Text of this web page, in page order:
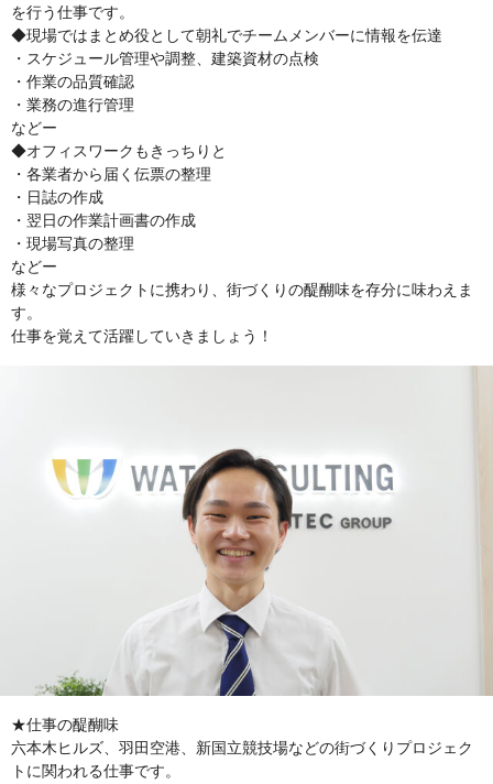
を行う仕事です。
◆現場ではまとめ役として朝礼でチームメンバーに情報を伝達
・スケジュール管理や調整、建築資材の点検
・作業の品質確認
・業務の進行管理
などー
◆オフィスワークもきっちりと
・各業者から届く伝票の整理
・日誌の作成
・翌日の作業計画書の作成
・現場写真の整理
などー
様々なプロジェクトに携わり、街づくりの醍醐味を存分に味わえま
す。
仕事を覚えて活躍していきましょう！
★仕事の醍醐味
六本木ヒルズ、羽田空港、新国立競技場などの街づくりプロジェク
トに関われる仕事です。